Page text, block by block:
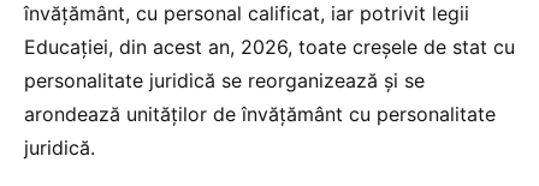
învățământ, cu personal calificat, iar potrivit legii
Educației, din acest an, 2026, toate creșele de stat cu
personalitate juridică se reorganizează și se
arondează unităților de învățământ cu personalitate
juridică.